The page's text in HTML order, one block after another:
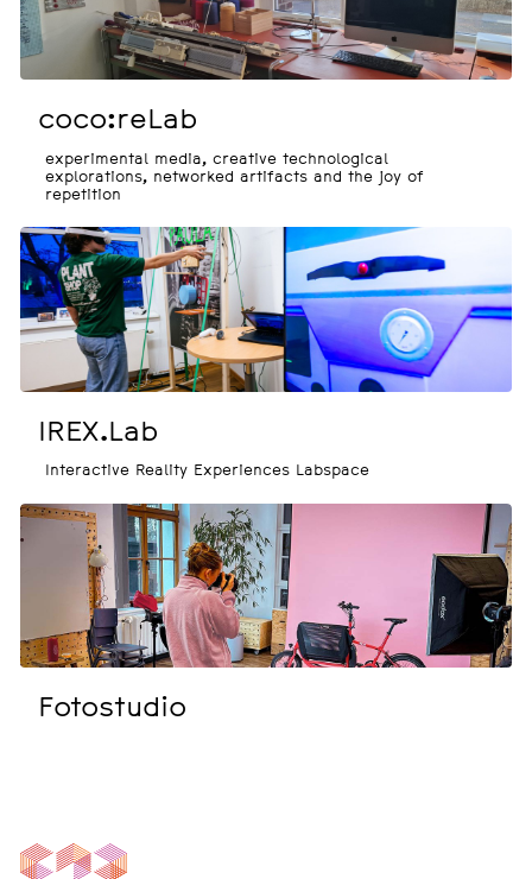
coco:reLab
experimental media, creative technological
explorations, networked artifacts and the joy of
repetition
IREX.Lab
Interactive Reality Experiences Labspace
Fotostudio